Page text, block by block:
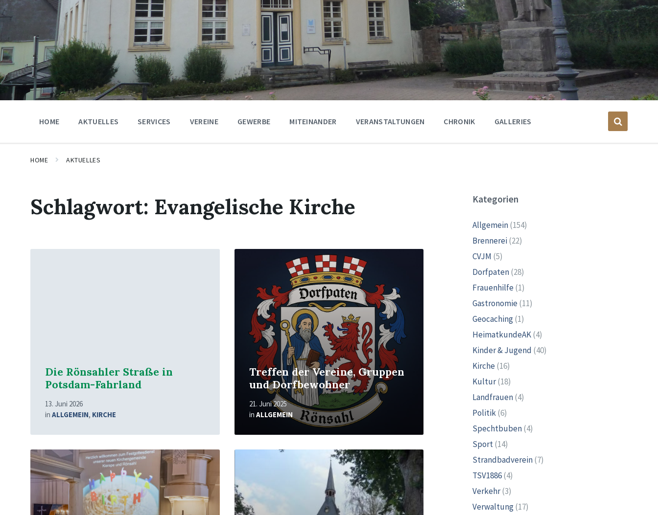
HOME AKTUELLES SERVICES VEREINE GEWERBE MITEINANDER VERANSTALTUNGEN CHRONIK GALLERIES
HOME AKTUELLES
Schlagwort: Evangelische Kirche
Die Rönsahler Straße in
Potsdam-Fahrland
13. Juni 2026
in ALLGEMEIN, KIRCHE
Mehr
Treffen der Vereine, Gruppen
und Dorfbewohner
21. Juni 2025
in ALLGEMEIN
Mehr
Mehr
erfahren
Mehr
Kategorien
Allgemein(154)
Brennerei(22)
CVJM (5)
Dorfpaten(28)
Frauenhilfe(1)
Gastronomie(11)
Geocaching(1)
HeimatkundeAK(4)
Kinder & Jugend (40)
Kirche(16)
Kultur(18)
Landfrauen(4)
Politik(6)
Spechtbuben(4)
Sport(14)
Strandbadverein(7)
TSV1886(4)
Verkehr(3)
Verwaltung(17)